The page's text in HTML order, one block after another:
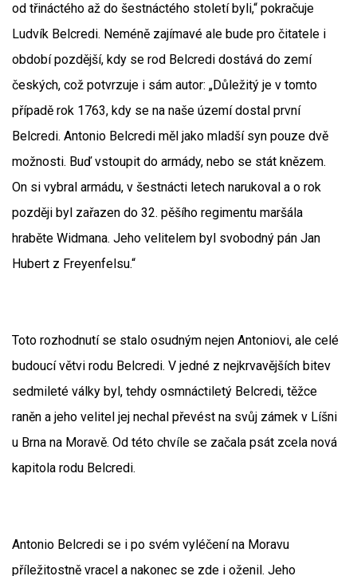
od třináctého až do šestnáctého století byli,“ pokračuje
Ludvík Belcredi. Neméně zajímavé ale bude pro čitatele i
období pozdější, kdy se rod Belcredi dostává do zemí
českých, což potvrzuje i sám autor: „Důležitý je v tomto
případě rok 1763, kdy se na naše území dostal první
Belcredi. Antonio Belcredi měl jako mladší syn pouze dvě
možnosti. Buď vstoupit do armády, nebo se stát knězem.
On si vybral armádu, v šestnácti letech narukoval a o rok
později byl zařazen do 32. pěšího regimentu maršála
hraběte Widmana. Jeho velitelem byl svobodný pán Jan
Hubert z Freyenfelsu.“
Toto rozhodnutí se stalo osudným nejen Antoniovi, ale celé
budoucí větvi rodu Belcredi. V jedné z nejkrvavějších bitev
sedmileté války byl, tehdy osmnáctiletý Belcredi, těžce
raněn a jeho velitel jej nechal převést na svůj zámek v Líšni
u Brna na Moravě. Od této chvíle se začala psát zcela nová
kapitola rodu Belcredi.
Antonio Belcredi se i po svém vyléčení na Moravu
příležitostně vracel a nakonec se zde i oženil. Jeho